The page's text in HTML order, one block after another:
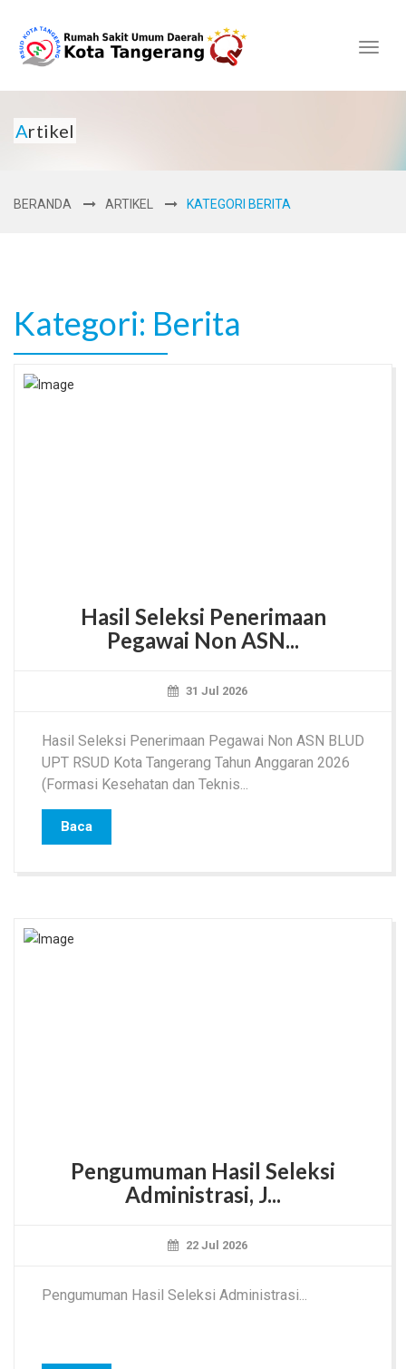
Toggle
Artikel
BERANDA ARTIKEL KATEGORI BERITA
Kategori: Berita
Hasil Seleksi Penerimaan
Pegawai Non ASN...
31 Jul 2026
Hasil Seleksi Penerimaan Pegawai Non ASN BLUD
UPT RSUD Kota Tangerang Tahun Anggaran 2026
(Formasi Kesehatan dan Teknis...
Baca
Pengumuman Hasil Seleksi
Administrasi, J...
22 Jul 2026
Pengumuman Hasil Seleksi Administrasi...